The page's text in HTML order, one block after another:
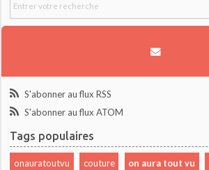
S'abonner au flux RSS
S'abonner au flux ATOM
Tags populaires
onauratoutvu couture on aura tout vu